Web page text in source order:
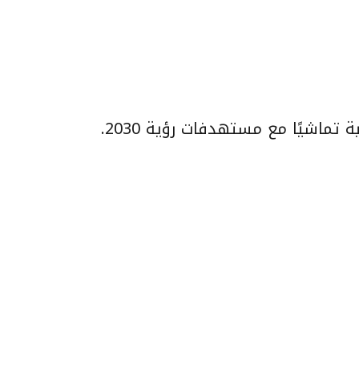
مع مستهدفات رؤية 2030.